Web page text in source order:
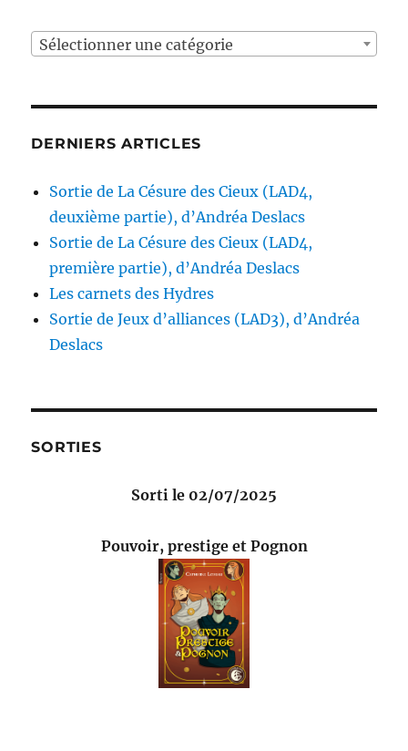
Sélectionner une catégorie
DERNIERS ARTICLES
Sortie de La Césure des Cieux (LAD4,
deuxième partie), d’Andréa Deslacs
Sortie de La Césure des Cieux (LAD4,
première partie), d’Andréa Deslacs
Les carnets des Hydres
Sortie de Jeux d’alliances (LAD3), d’Andréa
Deslacs
SORTIES
Sorti le 02/07/2025
Pouvoir, prestige et Pognon